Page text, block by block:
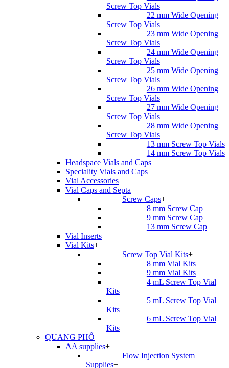
Screw Top Vials
22 mm Wide Opening
Screw Top Vials
23 mm Wide Opening
Screw Top Vials
24 mm Wide Opening
Screw Top Vials
25 mm Wide Opening
Screw Top Vials
26 mm Wide Opening
Screw Top Vials
27 mm Wide Opening
Screw Top Vials
28 mm Wide Opening
Screw Top Vials
13 mm Screw Top Vials
14 mm Screw Top Vials
Headspace Vials and Caps
Speciality Vials and Caps
Vial Accessories
Vial Caps and Septa+
Screw Caps+
8 mm Screw Cap
9 mm Screw Cap
13 mm Screw Cap
Vial Inserts
Vial Kits+
Screw Top Vial Kits+
8 mm Vial Kits
9 mm Vial Kits
4 mL Screw Top Vial
Kits
5 mL Screw Top Vial
Kits
6 mL Screw Top Vial
Kits
QUANG PHỔ+
AA supplies+
Flow Injection System
Supplies+